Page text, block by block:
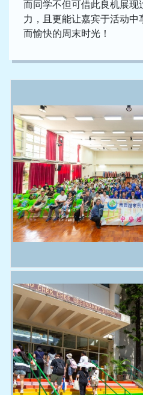
而同学不但可借此良机展现
力，且更能让嘉宾于活动
而愉快的周末时光！